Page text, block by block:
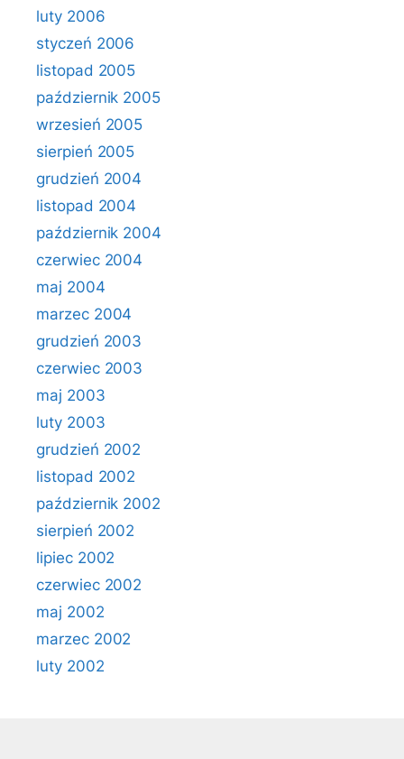
luty 2006
styczeń 2006
listopad 2005
październik 2005
wrzesień 2005
sierpień 2005
grudzień 2004
listopad 2004
październik 2004
czerwiec 2004
maj 2004
marzec 2004
grudzień 2003
czerwiec 2003
maj 2003
luty 2003
grudzień 2002
listopad 2002
październik 2002
sierpień 2002
lipiec 2002
czerwiec 2002
maj 2002
marzec 2002
luty 2002